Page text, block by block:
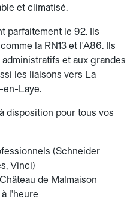
et climatisé.
parfaitement le 92. Ils
la RN13 et l'A86. Ils
et aux grandes
les liaisons vers La
en-Laye.
disposition pour tous vos
(Schneider
Vinci)
de Malmaison
l'heure